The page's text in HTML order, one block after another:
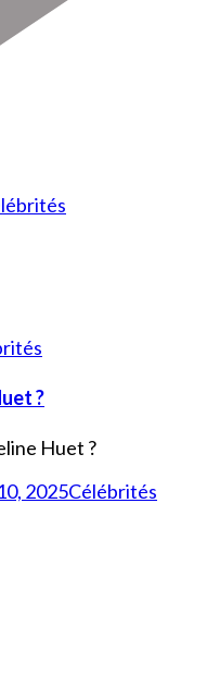
?
2025Célébrités